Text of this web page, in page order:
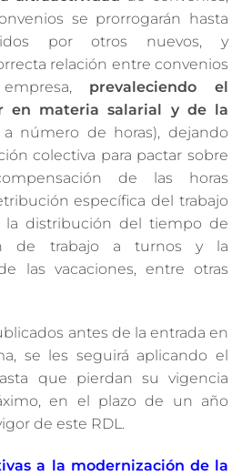
se prorrogarán hasta
por otros nuevos, y
relación entre convenios
prevaleciendo el
en materia salarial y de la
número de horas), dejando
colectiva para pactar sobre
de las horas
específica del trabajo
la distribución del tiempo de
de trabajo a turnos y la
las vacaciones, entre otras
antes de la entrada en
se les seguirá aplicando el
que pierdan su vigencia
en el plazo de un año
de este RDL.
a la modernización de la